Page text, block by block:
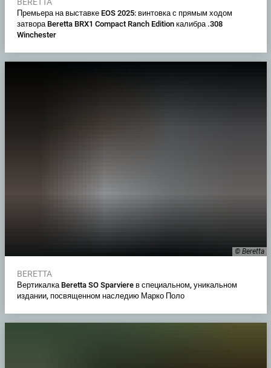
Премьера на выставке EOS 2025: винтовка с прямым ходом
затвора Beretta BRX1 Compact Ranch Edition калибра .308
Winchester
© Beretta
BERETTA
Вертикалка Beretta SO Sparviere в специальном, уникальном
издании, посвященном наследию Марко Поло